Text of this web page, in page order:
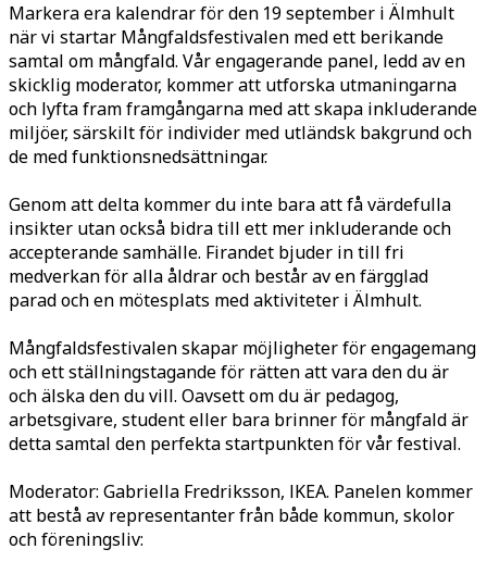
Markera era kalendrar för den 19 september i Älmhult
när vi startar Mångfaldsfestivalen med ett berikande
samtal om mångfald. Vår engagerande panel, ledd av en
skicklig moderator, kommer att utforska utmaningarna
och lyfta fram framgångarna med att skapa inkluderande
miljöer, särskilt för individer med utländsk bakgrund och
de med funktionsnedsättningar.
Genom att delta kommer du inte bara att få värdefulla
insikter utan också bidra till ett mer inkluderande och
accepterande samhälle. Firandet bjuder in till fri
medverkan för alla åldrar och består av en färgglad
parad och en mötesplats med aktiviteter i Älmhult.
Mångfaldsfestivalen skapar möjligheter för engagemang
och ett ställningstagande för rätten att vara den du är
och älska den du vill. Oavsett om du är pedagog,
arbetsgivare, student eller bara brinner för mångfald är
detta samtal den perfekta startpunkten för vår festival.
Moderator: Gabriella Fredriksson, IKEA. Panelen kommer
att bestå av representanter från både kommun, skolor
och föreningsliv: